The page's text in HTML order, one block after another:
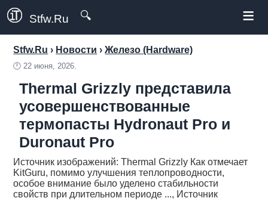
Stfw.Ru 🔍 ≡
Stfw.Ru › Новости ›Железо (Hardware)
🕛22 июня, 2026.
Thermal Grizzly представила
усовершенствованные
термопасты Hydronaut Pro и
Duronaut Pro
Источник изображений: Thermal Grizzly Как отмечает
KitGuru, помимо улучшения теплопроводности,
особое внимание было уделено стабильности
свойств при длительном периоде ..., Источник